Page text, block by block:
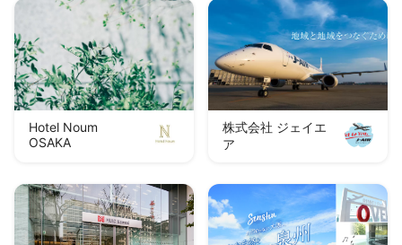
Hotel Noum
OSAKA
株式会社 ジェイエ
ア